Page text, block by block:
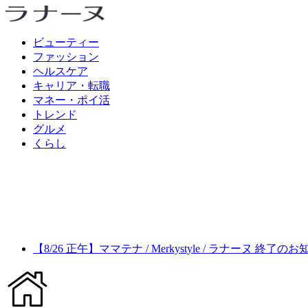
ビューティー
ファッション
ヘルスケア
キャリア・転職
マネー・ポイ活
トレンド
グルメ
くらし
【8/26 正午】ママテナ / Merkystyle / ラナーヌ 終了のお